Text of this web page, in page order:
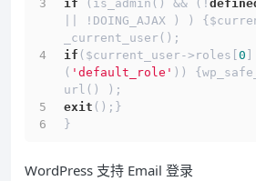
if (is_admin() && (!
|| !DOING_AJAX ) )
_current_user();
if ($current_user->roles[ 0
( 'default_role' ))
url() );
exit ();}
}
WordPress 支持 Email 登录